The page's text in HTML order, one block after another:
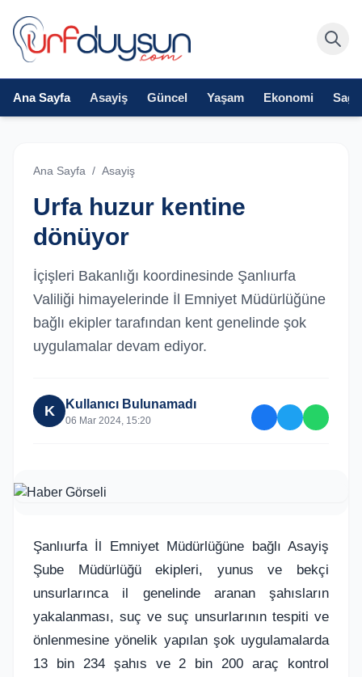
Ana Sayfa Asayiş Güncel Yaşam Ekonomi
Ana Sayfa / Asayiş
Urfa huzur kentine
dönüyor
İçişleri Bakanlığı koordinesinde Şanlıurfa
Valiliği himayelerinde İl Emniyet Müdürlüğüne
bağlı ekipler tarafından kent genelinde şok
uygulamalar devam ediyor.
K Kullanıcı Bulunamadı
06 Mar 2024, 15:20
Şanlıurfa İl Emniyet Müdürlüğüne bağlı Asayiş
Şube Müdürlüğü ekipleri, yunus ve bekçi
unsurlarınca il genelinde aranan şahısların
yakalanması, suç ve suç unsurlarının tespiti ve
önlenmesine yönelik yapılan şok uygulamalarda
13 bin 234 şahıs ve 2 bin 200 araç kontrol